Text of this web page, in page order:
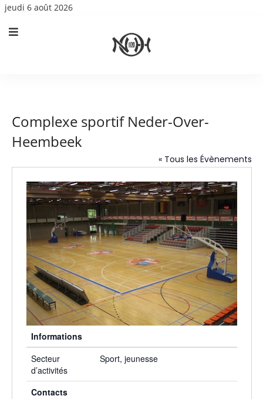
jeudi 6 août 2026
Complexe sportif Neder-Over-
Heembeek
« Tous les Évènements
Informations
Secteur
d’activités
Sport, jeunesse
Contacts